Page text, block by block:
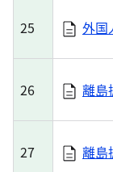
25 外国
26 離島
27 離島